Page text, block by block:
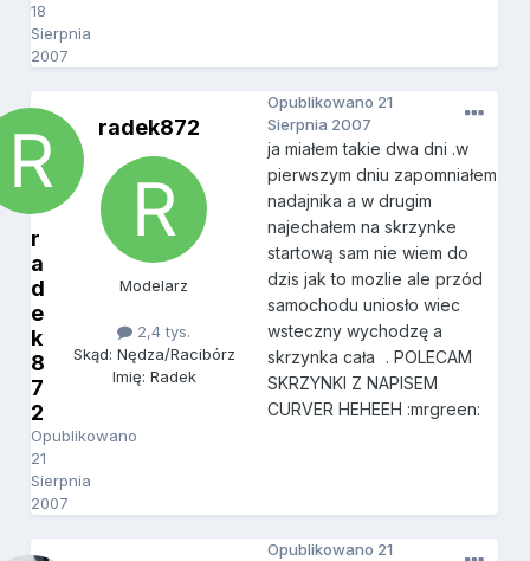
18
Sierpnia
2007
r
a
d
e
k
8
7
2
Opublikowano
21
Sierpnia
2007
radek872
Modelarz
2,4 tys.
Skąd: Nędza/Racibórz
Imię: Radek
Opublikowano 21
Sierpnia 2007
ja miałem takie dwa dni .w
pierwszym dniu zapomniałem
nadajnika a w drugim
najechałem na skrzynke
startową sam nie wiem do
dzis jak to mozlie ale przód
samochodu uniosło wiec
wsteczny wychodzę a
skrzynka cała
. POLECAM
SKRZYNKI Z NAPISEM
CURVER HEHEEH :mrgreen:
Opublikowano 21